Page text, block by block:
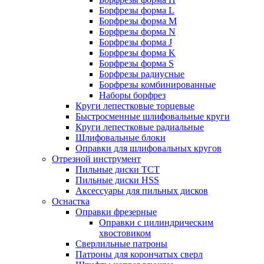
Борфрезы форма L
Борфрезы форма M
Борфрезы форма N
Борфрезы форма J
Борфрезы форма K
Борфрезы форма S
Борфрезы радиусные
Борфрезы комбинированные
Наборы борфрез
Круги лепестковые торцевые
Быстросменные шлифовальные круги
Круги лепестковые радиальные
Шлифовальные блоки
Оправки для шлифовальных кругов
Отрезной инструмент
Пильные диски ТСТ
Пильные диски HSS
Аксессуары для пильных дисков
Оснастка
Оправки фрезерные
Оправки с цилиндрическим
хвостовиком
Сверлильные патроны
Патроны для корончатых сверл